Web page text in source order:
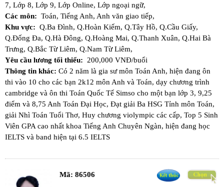
7, Lớp 8, Lớp 9, Lớp Online, Lớp ngoại ngữ,
Các môn: Toán, Tiếng Anh, Anh văn giao tiếp,
Khu vực: Q.Ba Đình, Q.Hoàn Kiếm, Q.Tây Hồ, Q.Cầu Giấy,
Q.Đống Đa, Q.Hà Đông, Q.Hoàng Mai, Q.Thanh Xuân, Q.Hai Bà
Trưng, Q.Bắc Từ Liêm, Q.Nam Từ Liêm,
Yêu cầu lương tối thiểu:
200,000 VNĐ/buổi
Thông tin khác: Có 2 năm là gia sư môn Toán Anh, hiện đang ôn
thi vào 10 cho các bạn 2k12 môn Anh và Toán, dạy chương trình
cambridge và ôn thi Toán Quốc Tế Simso cho một bạn lớp 3, 9,25
điểm và 8,75 Anh Toán Đại Học, Đạt giải Ba HSG Tỉnh môn Toán,
giải Nhì Toán Tuổi Thơ, Huy chương violympic các cấp, Top 5 Sinh
Viên GPA cao nhất khoa Tiếng Anh Chuyên Ngàn, hiện đang học
IELTS và band hiện tại 6.5 IELTS
Mã: 86506